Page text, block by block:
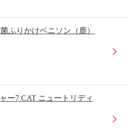
ふりかけベニソン（鹿）
ー7 CAT ニュートリディ